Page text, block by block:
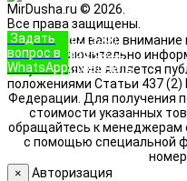
MirDusha.ru © 2026.
Все права защищены.
Обращаем ваше внимание
носит исключительно
условиях не является
положениями Статьи 437 (2)
Федерации. Для получения
стоимости указанных
обращайтесь к менеджерам
с помощью специальной
Задать
вопрос в
WhatsApp
+7 (933)
888-8322
Позвонить
×
Авторизация